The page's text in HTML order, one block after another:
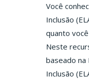
Você
Inclusão
quanto
Neste
baseado na
Inclusão